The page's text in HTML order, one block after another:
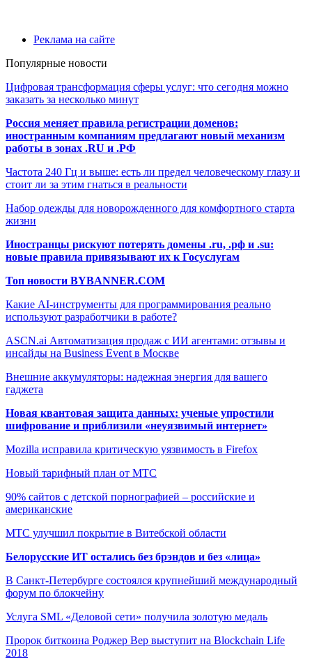
Реклама на сайте
Популярные новости
Цифровая трансформация сферы услуг: что сегодня можно
заказать за несколько минут
Россия меняет правила регистрации доменов:
иностранным компаниям предлагают новый механизм
работы в зонах .RU и .РФ
Частота 240 Гц и выше: есть ли предел человеческому глазу и
стоит ли за этим гнаться в реальности
Набор одежды для новорожденного для комфортного старта
жизни
Иностранцы рискуют потерять домены .ru, .рф и .su:
новые правила привязывают их к Госуслугам
Топ новости BYBANNER.COM
Какие AI-инструменты для программирования реально
используют разработчики в работе?
ASCN.ai Автоматизация продаж с ИИ агентами: отзывы и
инсайды на Business Event в Москве
Внешние аккумуляторы: надежная энергия для вашего
гаджета
Новая квантовая защита данных: ученые упростили
шифрование и приблизили «неуязвимый интернет»
Mozilla исправила критическую уязвимость в Firefox
Новый тарифный план от МТС
90% сайтов с детской порнографией – российские и
американские
МТС улучшил покрытие в Витебской области
Белорусские ИТ остались без брэндов и без «лица»
В Санкт-Петербурге состоялся крупнейший международный
форум по блокчейну
Услуга SML «Деловой сети» получила золотую медаль
Пророк биткоина Роджер Вер выступит на Blockchain Life
2018